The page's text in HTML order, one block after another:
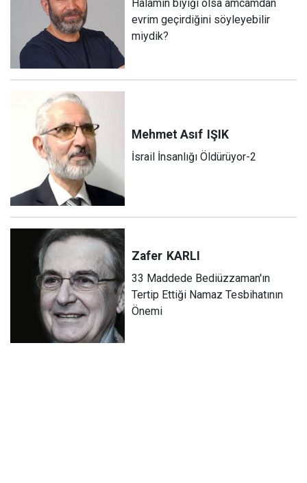
Halamın bıyığı olsa amcamdan
evrim geçirdiğini söyleyebilir
miydik?
Mehmet Asıf IŞIK
İsrail İnsanlığı Öldürüyor-2
Zafer KARLI
33 Maddede Bediüzzaman'ın
Tertip Ettiği Namaz Tesbihatının
Önemi